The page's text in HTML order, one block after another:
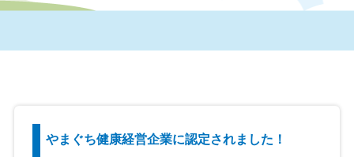
やまぐち健康経営企業に認定されました！